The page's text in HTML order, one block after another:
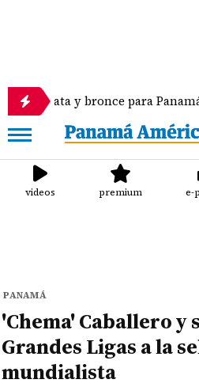
y bronce para Panamá en
videos premium e-
PANAMÁ
'Chema' Caballero y
Grandes Ligas a la
mundialista